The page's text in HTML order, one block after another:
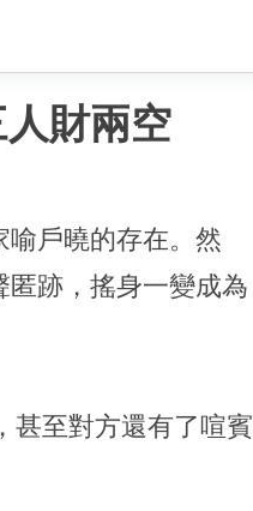
財兩空
戶曉的存在。然
跡，搖身一變成為
甚至對方還有了喧賓